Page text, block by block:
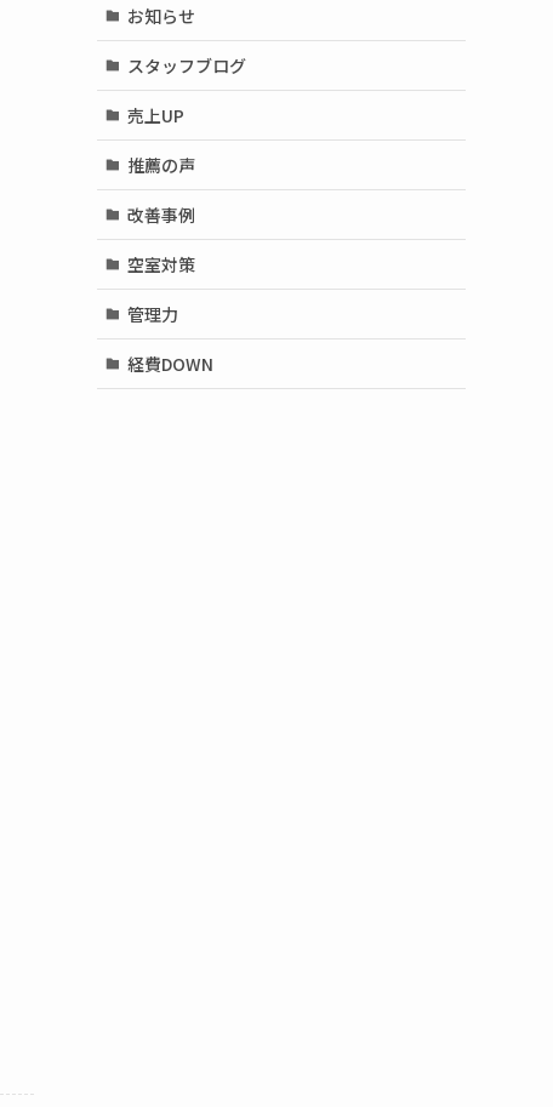
お知らせ
スタッフブログ
売上UP
推薦の声
改善事例
空室対策
管理力
経費DOWN